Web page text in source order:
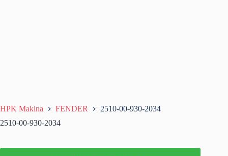
HPK Makina FENDER
2510-00-930-2034
2510-00-930-2034